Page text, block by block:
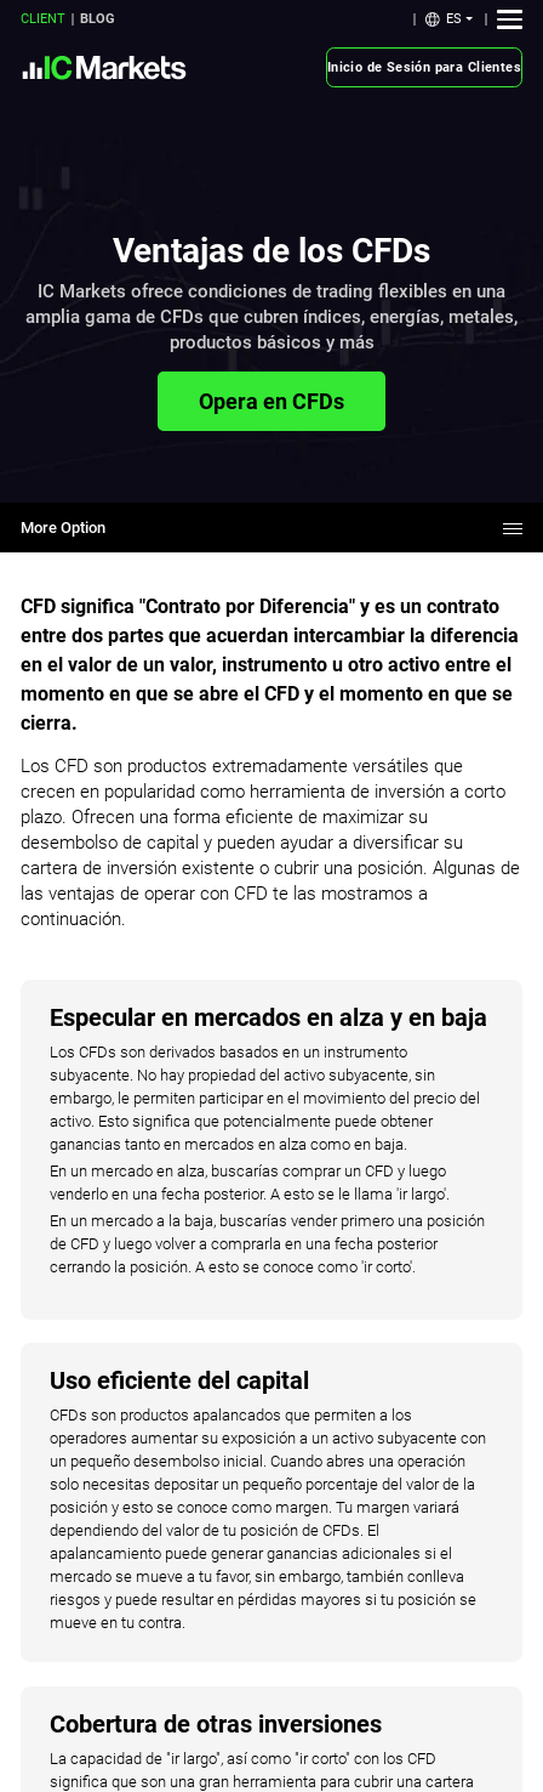
CLIENT BLOG ES
Inicio de Sesión para Clientes
Ventajas de los CFDs
IC Markets ofrece condiciones de trading flexibles en una
amplia gama de CFDs que cubren índices, energías, metales,
productos básicos y más
Opera en CFDs
More Option
CFD significa "Contrato por Diferencia" y es un contrato
entre dos partes que acuerdan intercambiar la diferencia
en el valor de un valor, instrumento u otro activo entre el
momento en que se abre el CFD y el momento en que se
cierra.
Los CFD son productos extremadamente versátiles que
crecen en popularidad como herramienta de inversión a corto
plazo. Ofrecen una forma eficiente de maximizar su
desembolso de capital y pueden ayudar a diversificar su
cartera de inversión existente o cubrir una posición. Algunas de
las ventajas de operar con CFD te las mostramos a
continuación.
Especular en mercados en alza y en baja
Los CFDs son derivados basados en un instrumento
subyacente. No hay propiedad del activo subyacente, sin
embargo, le permiten participar en el movimiento del precio del
activo. Esto significa que potencialmente puede obtener
ganancias tanto en mercados en alza como en baja.
En un mercado en alza, buscarías comprar un CFD y luego
venderlo en una fecha posterior. A esto se le llama 'ir largo'.
En un mercado a la baja, buscarías vender primero una posición
de CFD y luego volver a comprarla en una fecha posterior
cerrando la posición. A esto se conoce como 'ir corto'.
Uso eficiente del capital
CFDs son productos apalancados que permiten a los
operadores aumentar su exposición a un activo subyacente con
un pequeño desembolso inicial. Cuando abres una operación
solo necesitas depositar un pequeño porcentaje del valor de la
posición y esto se conoce como margen. Tu margen variará
dependiendo del valor de tu posición de CFDs. El
apalancamiento puede generar ganancias adicionales si el
mercado se mueve a tu favor, sin embargo, también conlleva
riesgos y puede resultar en pérdidas mayores si tu posición se
mueve en tu contra.
Cobertura de otras inversiones
La capacidad de "ir largo", así como "ir corto" con los CFD
significa que son una gran herramienta para cubrir una cartera